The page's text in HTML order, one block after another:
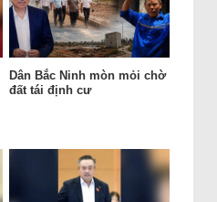
Dân Bắc Ninh mòn mỏi chờ
đất tái định cư